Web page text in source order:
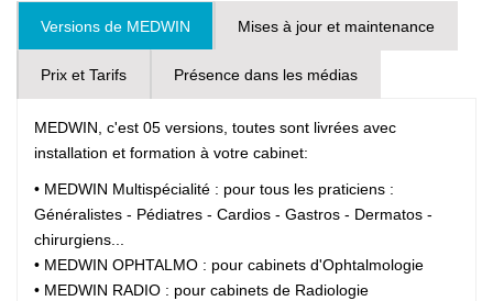
Versions de MEDWIN Mises à jour et maintenance
Prix et Tarifs Présence dans les médias
MEDWIN, c'est 05 versions, toutes sont livrées avec
installation et formation à votre cabinet:
• MEDWIN Multispécialité : pour tous les praticiens :
Généralistes - Pédiatres - Cardios - Gastros - Dermatos -
chirurgiens...
• MEDWIN OPHTALMO : pour cabinets d'Ophtalmologie
• MEDWIN RADIO : pour cabinets de Radiologie